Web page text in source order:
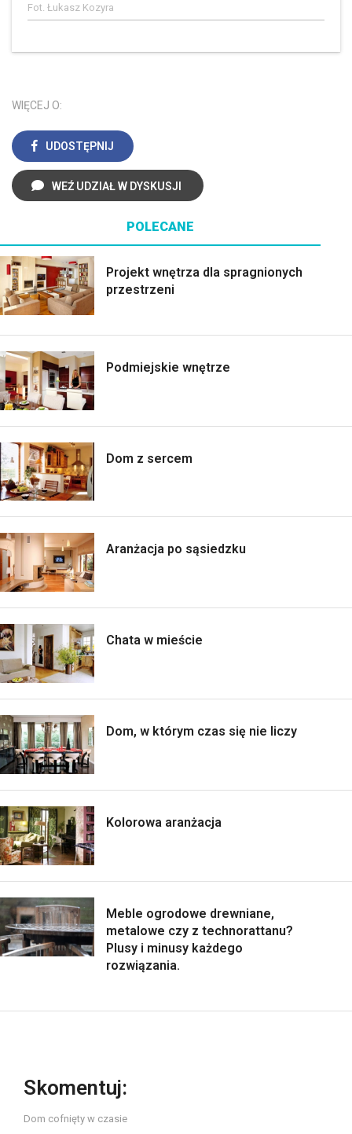
Fot. Łukasz Kozyra
WIĘCEJ O:
UDOSTĘPNIJ
WEŹ UDZIAŁ W DYSKUSJI
POLECANE
Projekt wnętrza dla spragnionych
przestrzeni
Podmiejskie wnętrze
Dom z sercem
Aranżacja po sąsiedzku
Chata w mieście
Dom, w którym czas się nie liczy
Kolorowa aranżacja
Meble ogrodowe drewniane,
metalowe czy z technorattanu?
Plusy i minusy każdego
rozwiązania.
Skomentuj:
Dom cofnięty w czasie